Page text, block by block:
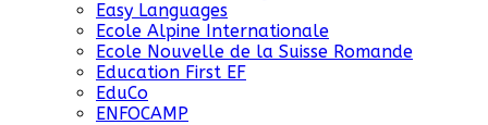
Easy Languages
Ecole Alpine Internationale
Ecole Nouvelle de la Suisse Romande
Education First EF
EduCo
ENFOCAMP